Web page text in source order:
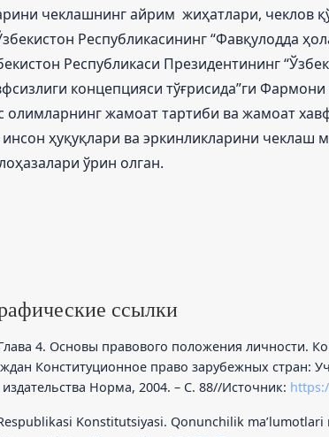
чеклашнинг айрим жиҳатлари, чеклов
Республикасининг “Фавқулодда
Республикаси Президентининг
концепцияси тўғрисида”ги
олимларнинг жамоат тартиби ва жамоат
ҳуқуқлари ва эркинликларини чеклаш
ўрин олган.
ссылки
4. Основы правового положения личности.
Конституционное право зарубежных стран:
Норма, 2004. – С. 88//Источник:
Konstitutsiyasi. Qonunchilik ma’lumotlari